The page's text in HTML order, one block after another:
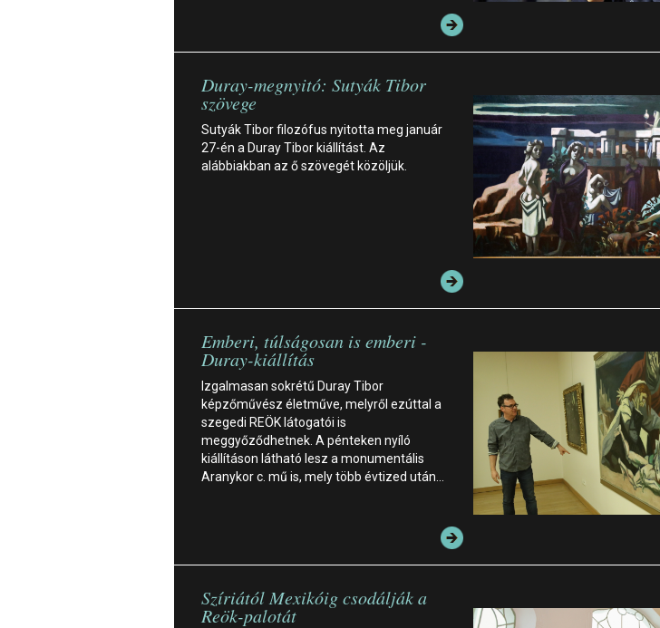
Duray-megnyitó: Sutyák Tibor
szövege
Sutyák Tibor filozófus nyitotta meg január
27-én a Duray Tibor kiállítást. Az
alábbiakban az ő szövegét közöljük.
Emberi, túlságosan is emberi -
Duray-kiállítás
Izgalmasan sokrétű Duray Tibor
képzőművész életműve, melyről ezúttal a
szegedi REÖK látogatói is
meggyőződhetnek. A pénteken nyíló
kiállításon látható lesz a monumentális
Aranykor c. mű is, mely több évtized után…
Szíriától Mexikóig csodálják a
Reök-palotát